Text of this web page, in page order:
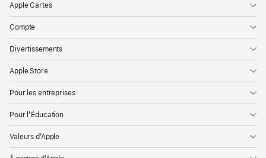
Apple Cartes
Compte
Divertissements
Apple Store
Pour les entreprises
Pour l’Éducation
Valeurs d’Apple